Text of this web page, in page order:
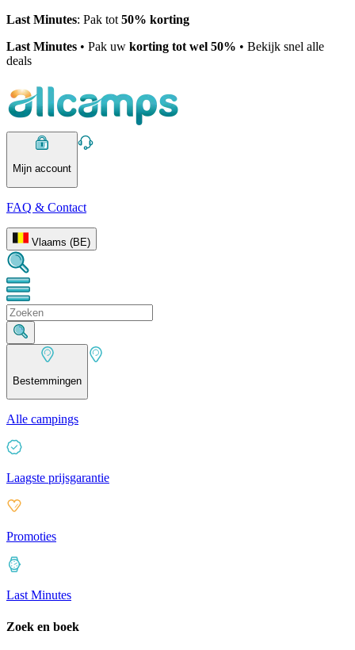
Last Minutes: Pak tot 50% korting
Last Minutes • Pak uw korting tot wel 50% • Bekijk snel alle
deals
Mijn account
FAQ & Contact
Vlaams (BE)
Bestemmingen
Alle campings
Laagste prijsgarantie
Promoties
Last Minutes
Zoek en boek